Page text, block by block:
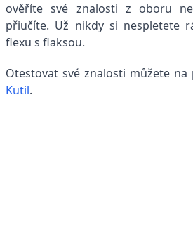
ověříte své znalosti z oboru
přiučíte. Už nikdy si nespletete
flexu s flaksou.
Otestovat své znalosti můžete
Kutil.